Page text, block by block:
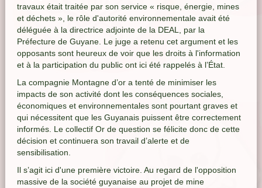
travaux était traitée par son service « risque, énergie, mines
et déchets », le rôle d'autorité environnementale avait été
déléguée à la directrice adjointe de la DEAL, par la
Préfecture de Guyane. Le juge a retenu cet argument et les
opposants sont heureux de voir que les droits à l'information
et à la participation du public ont ici été rappelés à l’État.
La compagnie Montagne d’or a tenté de minimiser les
impacts de son activité dont les conséquences sociales,
économiques et environnementales sont pourtant graves et
qui nécessitent que les Guyanais puissent être correctement
informés. Le collectif Or de question se félicite donc de cette
décision et continuera son travail d’alerte et de
sensibilisation.
Il s’agit ici d'une première victoire. Au regard de l'opposition
massive de la société guyanaise au projet de mine